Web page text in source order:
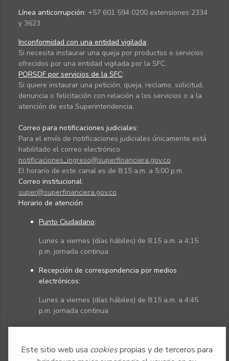
Este sitio web usa cookiespropias y de terceros para
Línea anticorrupción: +57 601 594 0200 extensiones 2334
y 3623
Inconformidad con una entidad vigilada:
Si necesita instaurar una queja por productos o servicios
ofrecidos por una entidad vigilada por la SFC.
PQRSDF por servicios de la SFC:
Si quiere instaurar una petición, queja, reclamo, solicitud,
denuncia o felicitación con relación a los servicios o a la
atención de esta Superintendencia.
Correo para notificaciones judiciales:
Para el envío de notificaciones judiciales únicamente está
habilitado el correo electrónico
notificaciones_ingreso@superfinanciera.gov.co
El horario de este canal es de 8:15 a.m. a 5:00 p.m.
Correo institucional:
super@superfinanciera.gov.co
Horario de atención
Punto Ciudadano:
Lunes a viernes (días hábiles) de 8:15 a.m. a 4:15
p.m. jornada continua
Recepción de correspondencia por medios
electrónicos:
Lunes a viernes (días hábiles) de 8:15 a.m. a 4:45
p.m. jornada continua